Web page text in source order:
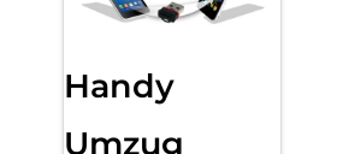
Handy
Umzug